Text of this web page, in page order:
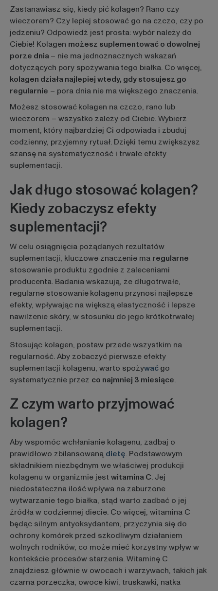
Zastanawiasz się, kiedy pić kolagen? Rano czy
wieczorem? Czy lepiej stosować go na czczo, czy po
jedzeniu? Odpowiedź jest prosta: wybór należy do
Ciebie! Kolagen możesz suplementować o dowolnej
porze dnia – nie ma jednoznacznych wskazań
dotyczących pory spożywaniatego białka. Co więcej,
kolagen działa najlepiej wtedy, gdy stosujesz go
regularnie – pora dnia nie ma większego znaczenia.
Możesz stosować kolagen na czczo, rano lub
wieczorem – wszystko zależy od Ciebie. Wybierz
moment, który najbardziej Ci odpowiada i zbuduj
codzienny, przyjemny rytuał. Dzięki temu zwiększysz
szansę na systematyczność i trwałe efekty
suplementacji.
Jak długo stosować kolagen?
Kiedy zobaczysz efekty
suplementacji?
W celu osiągnięcia pożądanych rezultatów
suplementacji, kluczowe znaczenie ma regularne
stosowanie produktu zgodnie z zaleceniami
producenta. Badania wskazują, że długotrwałe,
regularne stosowaniekolagenu przynosi najlepsze
efekty, wpływając na większą elastyczność i lepsze
nawilżenie skóry, w stosunku do jego krótkotrwałej
suplementacji.
Stosując kolagen, postaw przede wszystkim na
regularność. Aby zobaczyć pierwsze efekty
suplementacji kolagenu, warto spożywaćgo
systematycznie przez co najmniej 3 miesiące.
Z czym warto przyjmować
kolagen?
Aby wspomóc wchłanianie kolagenu, zadbaj o
prawidłowo zbilansowaną dietę. Podstawowym
składnikiem niezbędnym we właściwej produkcji
kolagenu w organizmie jest witamina C. Jej
niedostateczna ilośćwpływa na zaburzone
wytwarzanie tego białka, stąd warto zadbać o jej
źródła w codziennej diecie. Co więcej, witamina C
będąc silnym antyoksydantem, przyczynia się do
ochrony komórek przed szkodliwym działaniem
wolnych rodników, co może mieć korzystny wpływ w
kontekście procesów starzenia. Witaminę C
znajdziesz głównie w owocach i warzywach, takich jak
czarna porzeczka, owoce kiwi, truskawki, natka